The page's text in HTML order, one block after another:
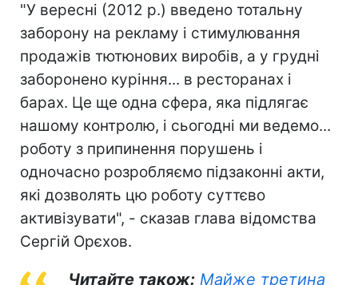
"У вересні (2012 р.) введено тотальну
заборону на рекламу і стимулювання
продажів тютюнових виробів, а у грудні
заборонено куріння... в ресторанах і
барах. Це ще одна сфера, яка підлягає
нашому контролю, і сьогодні ми ведемо...
роботу з припинення порушень і
одночасно розробляємо підзаконні акти,
які дозволять цю роботу суттєво
активізувати", - сказав глава відомства
Сергій Орєхов.
Читайте також: Майже третина